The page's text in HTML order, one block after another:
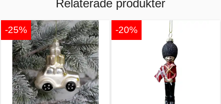
Relaterade produkter
-25% -20%